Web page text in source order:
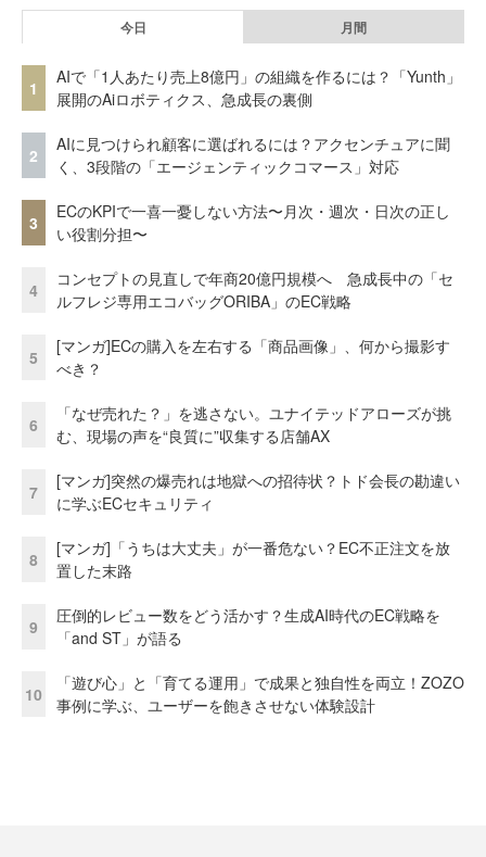
今日 月間
1
AIで「1人あたり売上8億円」の組織を作るには？「Yunth」
展開のAiロボティクス、急成長の裏側
2
AIに見つけられ顧客に選ばれるには？アクセンチュアに聞
く、3段階の「エージェンティックコマース」対応
3
ECのKPIで一喜一憂しない方法〜月次・週次・日次の正し
い役割分担〜
4
コンセプトの見直しで年商20億円規模へ 急成長中の「セ
ルフレジ専用エコバッグORIBA」のEC戦略
5
[マンガ]ECの購入を左右する「商品画像」、何から撮影す
べき？
6
「なぜ売れた？」を逃さない。ユナイテッドアローズが挑
む、現場の声を“良質に”収集する店舗AX
7
[マンガ]突然の爆売れは地獄への招待状？トド会長の勘違い
に学ぶECセキュリティ
8
[マンガ]「うちは大丈夫」が一番危ない？EC不正注文を放
置した末路
9
圧倒的レビュー数をどう活かす？生成AI時代のEC戦略を
「and ST」が語る
10
「遊び心」と「育てる運用」で成果と独自性を両立！ZOZO
事例に学ぶ、ユーザーを飽きさせない体験設計